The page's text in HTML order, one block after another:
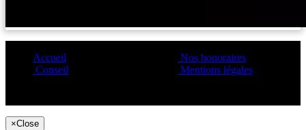
Accueil
Conseil
Nos honoraires
Mentions légales
×Close